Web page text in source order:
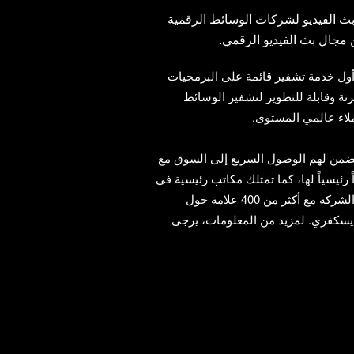
الفيديو لشركات الوسائط الرقمية
مجال بث الفيديو الرقمي.
خدمة تشفير قائمة على البرمجيات
وقابلة للتطوير لتشفير الوسائط
عالمي المستوى.
لهم الوصول السريع إلى السوق مع
لها، كما تمتلك مكاتب رئيسية في
كل من فيينا وكلاجنفورت بالنمسا، إلى جانب لندن وبرلين. وتتعاون الشركة مع أكثر من 400 علامة حول
لمزيد من المعلومات، يرجى